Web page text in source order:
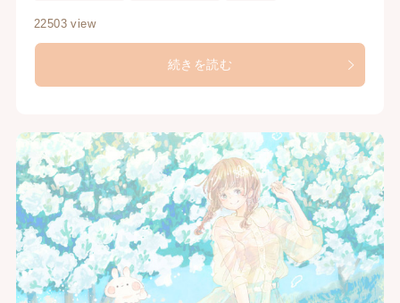
22503 view
続きを読む